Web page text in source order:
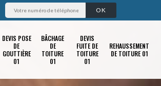
DEVIS POSE
DE
GOUTTIÈRE
01
BÂCHAGE
DE
TOITURE
01
DEVIS
FUITE DE
TOITURE
01
REHAUSSEMENT
DE TOITURE 01